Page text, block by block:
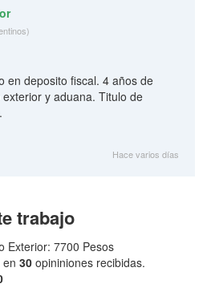
en deposito fiscal. 4 años de
y aduana. Titulo de
Hace varios días
trabajo
Exterior: 7700 Pesos
30 opininiones recibidas.